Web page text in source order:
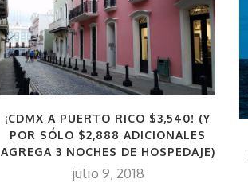
¡CDMX A PUERTO RICO $3,540! (Y
POR SÓLO $2,888 ADICIONALES
AGREGA 3 NOCHES DE HOSPEDAJE)
julio 9, 2018